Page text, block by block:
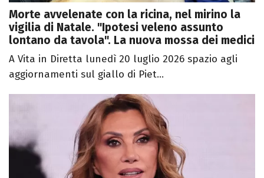
Morte avvelenate con la ricina, nel mirino la
vigilia di Natale. "Ipotesi veleno assunto
lontano da tavola". La nuova mossa dei medici
A Vita in Diretta lunedì 20 luglio 2026 spazio agli
aggiornamenti sul giallo di Piet...